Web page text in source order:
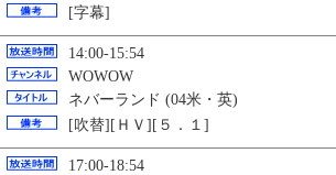
[字幕]
14:00-15:54
WOWOW
ネバーランド (04米・英)
[吹替][ＨＶ][５．１]
17:00-18:54